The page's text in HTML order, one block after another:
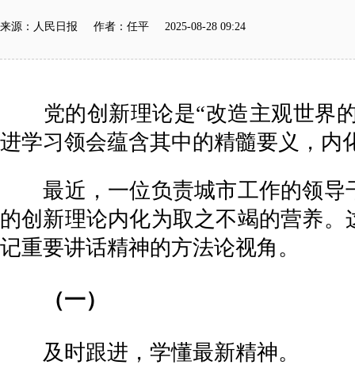
来源：人民日报 作者：任平 2025-08-28 09:24
党的创新理论是“改造主观世界
进学习领会蕴含其中的精髓要义，内
最近，一位负责城市工作的领导
的创新理论内化为取之不竭的营养
记重要讲话精神的方法论视角。
（一）
及时跟进，学懂最新精神。